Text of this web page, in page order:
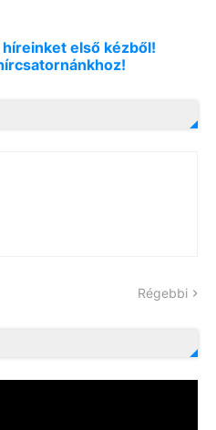
híreinket első kézből!
Régebbi